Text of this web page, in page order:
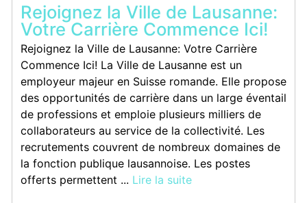
Rejoignez la Ville de Lausanne:
Votre Carrière Commence Ici!
Rejoignez la Ville de Lausanne: Votre Carrière
Commence Ici! La Ville de Lausanne est un
employeur majeur en Suisse romande. Elle propose
des opportunités de carrière dans un large éventail
de professions et emploie plusieurs milliers de
collaborateurs au service de la collectivité. Les
recrutements couvrent de nombreux domaines de
la fonction publique lausannoise. Les postes
offerts permettent ... Lire la suite